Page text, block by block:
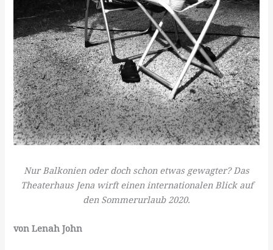
Nur Balkonien oder doch schon etwas gewagter? Das
Theaterhaus Jena wirft einen internationalen Blick auf
den Sommerurlaub 2020.
von Lenah John